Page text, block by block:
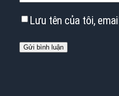
Lưu tên của tôi,